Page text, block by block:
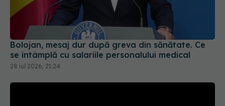
Bolojan, mesaj dur după greva din sănătate. Ce
se întâmplă cu salariile personalului medical
28 iul 2026, 21:24